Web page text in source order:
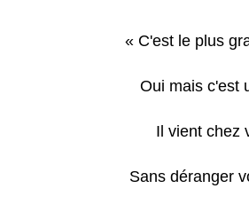
« C'est le plus
Oui mais c'est
Il vient chez
Sans déranger